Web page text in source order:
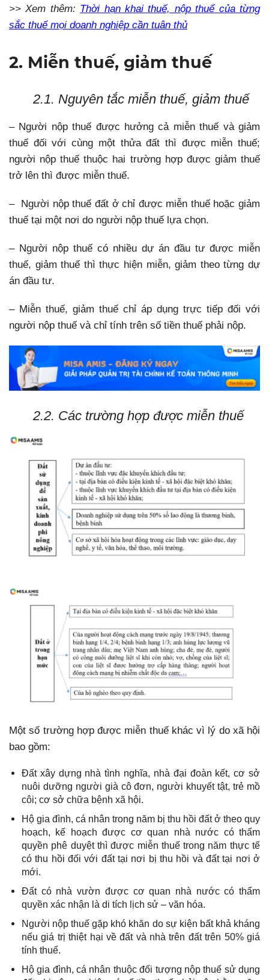
>> Xem thêm: Thời hạn khai thuế, nộp thuế của từng
sắc thuế mọi doanh nghiệp cần tuân thủ
2. Miễn thuế, giảm thuế
2.1. Nguyên tắc miễn thuế, giảm thuế
– Người nộp thuế được hưởng cả miễn thuế và giảm
thuế đối với cùng một thửa đất thì được miễn thuế;
người nộp thuế thuộc hai trường hợp được giảm thuế
trở lên thì được miễn thuế.
– Người nộp thuế đất ở chỉ được miễn thuế hoặc giảm
thuế tại một nơi do người nộp thuế lựa chọn.
– Người nộp thuế có nhiều dự án đầu tư được miễn
thuế, giảm thuế thì thực hiện miễn, giảm theo từng dự
án đầu tư.
– Miễn thuế, giảm thuế chỉ áp dụng trực tiếp đối với
người nộp thuế và chỉ tính trên số tiền thuế phải nộp.
2.2. Các trường hợp được miễn thuế
Một số trường hợp được miễn thuế khác vì lý do xã hội
bao gồm:
Đất xây dựng nhà tình nghĩa, nhà đại đoàn kết, cơ sở
nuôi dưỡng người già cô đơn, người khuyết tật, trẻ mồ
côi; cơ sở chữa bệnh xã hội.
Hộ gia đình, cá nhân trong năm bị thu hồi đất ở theo quy
hoạch, kế hoạch được cơ quan nhà nước có thẩm
quyền phê duyệt thì được miễn thuế trong năm thực tế
có thu hồi đối với đất tại nơi bị thu hồi và đất tại nơi ở
mới.
Đất có nhà vườn được cơ quan nhà nước có thẩm
quyền xác nhận là di tích lịch sử – văn hóa.
Người nộp thuế gặp khó khăn do sự kiện bất khả kháng
nếu giá trị thiệt hại về đất và nhà trên đất trên 50% giá
tính thuế.
Hộ gia đình, cá nhân thuộc đối tượng nộp thuế sử dụng